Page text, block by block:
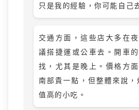
只是我的經驗，你可能自己
交通方面，這些店大多在
議搭捷運或公車去。開車
找，尤其是晚上。價格方
南部貴一點，但整體來說，
值高的小吃。